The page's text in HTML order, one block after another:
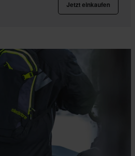
Jetzt einkaufen